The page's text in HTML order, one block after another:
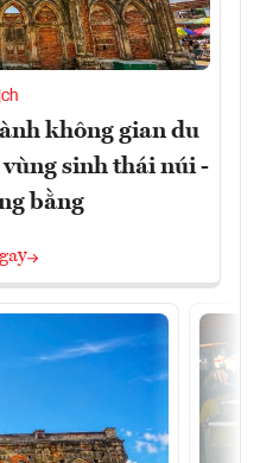
không gian du
sinh thái núi -
bằng